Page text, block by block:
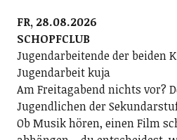
FR, 28.08.2026
SCHOPFCLUB
Jugendarbeitende der beiden
Jugendarbeit kuja
Am Freitagabend nichts vor?
Jugendlichen der
Ob Musik hören, einen Film